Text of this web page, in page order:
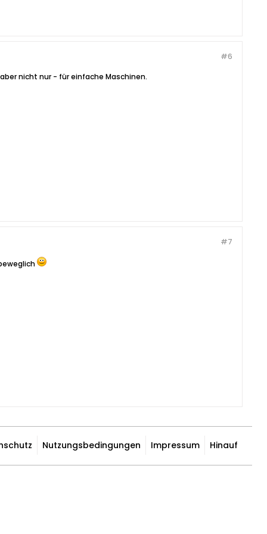
#6
nicht nur - für einfache Maschinen.
#7
Nutzungsbedingungen Impressum Hinauf